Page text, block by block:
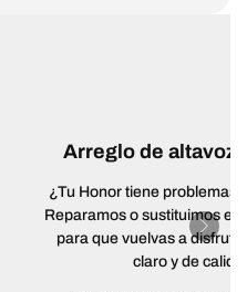
Honor 🔊
con el sonido?
el altavoz dañado
de un audio